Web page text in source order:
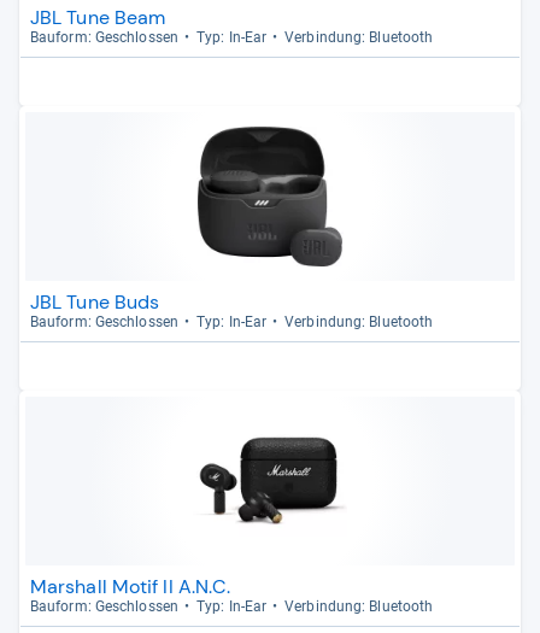
JBL Tune Beam
Bau­form: Geschlos­sen Typ: In-​Ear Ver­bin­dung: Blue­tooth
JBL Tune Buds
Bau­form: Geschlos­sen Typ: In-​Ear Ver­bin­dung: Blue­tooth
Marshall Motif II A.N.C.
Bau­form: Geschlos­sen Typ: In-​Ear Ver­bin­dung: Blue­tooth